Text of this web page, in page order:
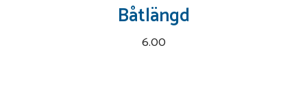
Båtlängd
6.00